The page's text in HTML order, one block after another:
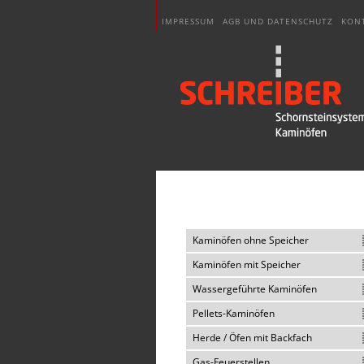
IMPRESSUM AGB UND DATENSCHUTZ
Kaminöfen ohne Speicher
Kaminöfen mit Speicher
Wassergeführte Kaminöfen
Pellets-Kaminöfen
Herde / Öfen mit Backfach